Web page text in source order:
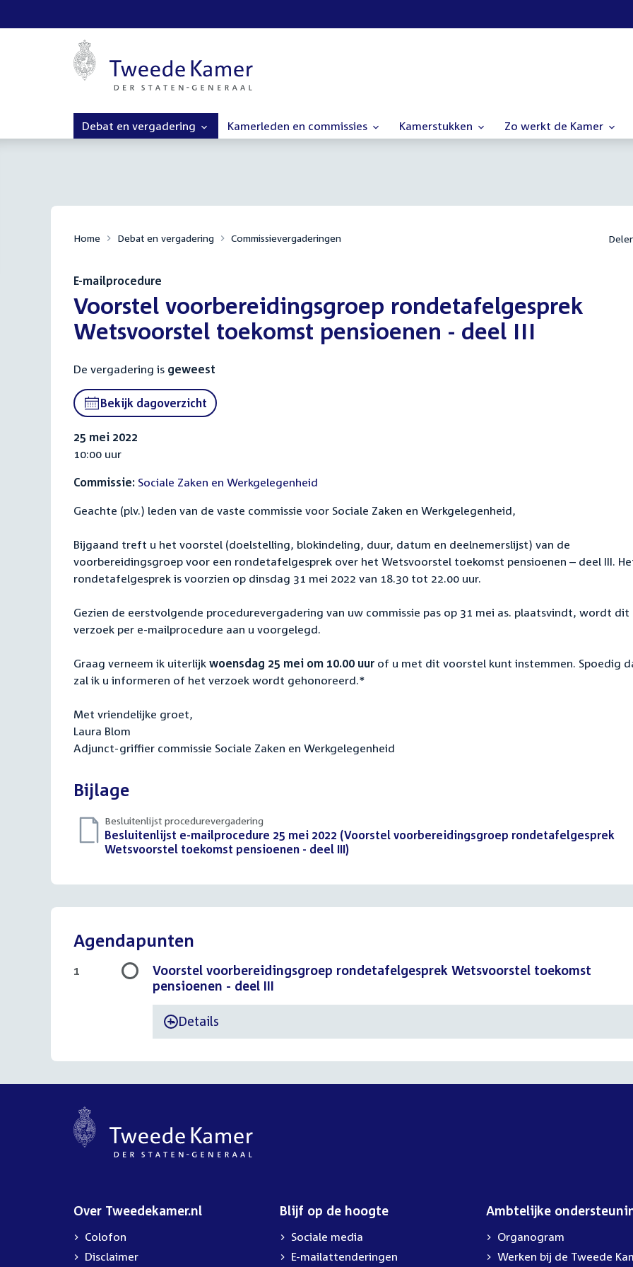
Debat en vergadering Kamerleden en commissies Kamerstukken Zo werkt de Kamer
Home Debat en vergadering Commissievergaderingen
E-mailprocedure
:Voorstel voorbereidingsgroep rondetafelgesprek
Wetsvoorstel toekomst pensioenen - deel III
De vergadering is geweest
Bekijk dagoverzicht
25 mei 2022
10:00 uur
Commissie: Sociale Zaken en Werkgelegenheid
Geachte (plv.) leden van de vaste commissie voor Sociale Zaken en Werkgelegenheid,
Bijgaand treft u het voorstel (doelstelling, blokindeling, duur, datum en deelnemerslijst) van de
voorbereidingsgroep voor een rondetafelgesprek over het Wetsvoorstel toekomst pensioenen – deel III.
rondetafelgesprek is voorzien op dinsdag 31 mei 2022 van 18.30 tot 22.00 uur.
Gezien de eerstvolgende procedurevergadering van uw commissie pas op 31 mei as. plaatsvindt, wordt dit
verzoek per e-mailprocedure aan u voorgelegd.
Graag verneem ik uiterlijk woensdag 25 mei om 10.00 uur of u met dit voorstel kunt instemmen. Spoedig
zal ik u informeren of het verzoek wordt gehonoreerd.*
Met vriendelijke groet,
Laura Blom
Adjunct-griffier commissie Sociale Zaken en Werkgelegenheid
Bijlage
Besluitenlijst procedurevergadering
Download
bestand:
Besluitenlijst e-mailprocedure 25 mei 2022 (Voorstel voorbereidingsgroep rondetafelgesprek
Wetsvoorstel toekomst pensioenen - deel III)
Agendapunten
Voorstel voorbereidingsgroep rondetafelgesprek Wetsvoorstel toekomst
pensioenen - deel III
- Details
1
Over Tweedekamer.nl
Colofon
Disclaimer
Blijf op de hoogte
Sociale media
E-mailattenderingen
Ambtelijke
Organogram
External
Werken bij de Tweede